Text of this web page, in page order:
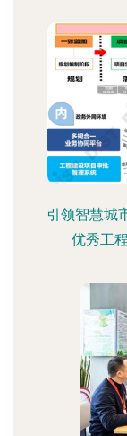
引领智慧城
优秀工